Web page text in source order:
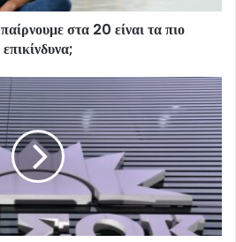
στα 20 είναι τα πιο
επικίνδυνα;